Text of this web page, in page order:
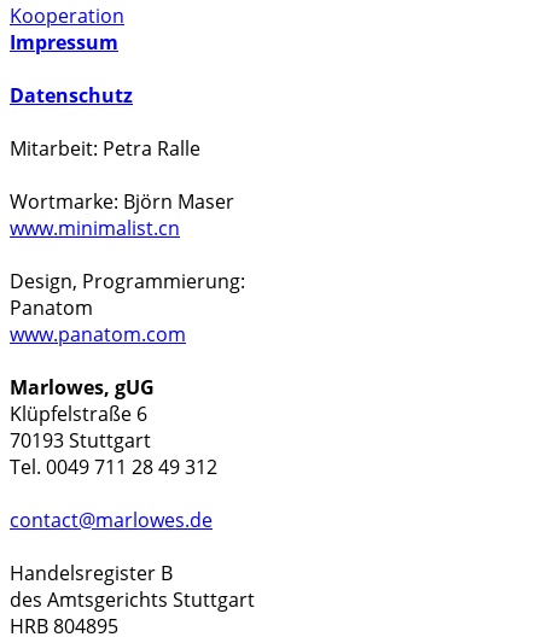
Kooperation
Impressum
Datenschutz
Mitarbeit: Petra Ralle
Wortmarke: Björn Maser
www.minimalist.cn
Design, Programmierung:
Panatom
www.panatom.com
Marlowes, gUG
Klüpfelstraße 6
70193 Stuttgart
Tel. 0049 711 28 49 312
contact@marlowes.de
Handelsregister B
des Amtsgerichts Stuttgart
HRB 804895